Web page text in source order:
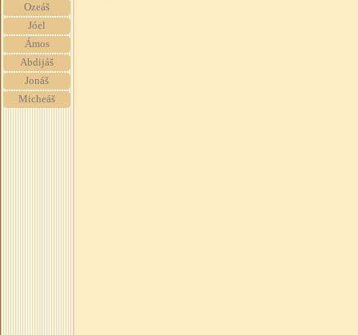
Ozeáš
Jóel
Ámos
Abdijáš
Jonáš
Micheáš